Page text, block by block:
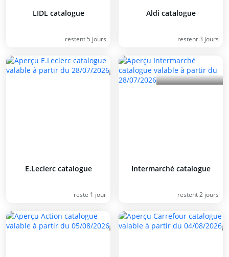
LIDL catalogue
restent 5 jours
Aldi catalogue
restent 3 jours
E.Leclerc catalogue
reste 1 jour
Intermarché catalogue
restent 2 jours